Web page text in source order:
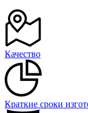
Качество
Краткие сроки